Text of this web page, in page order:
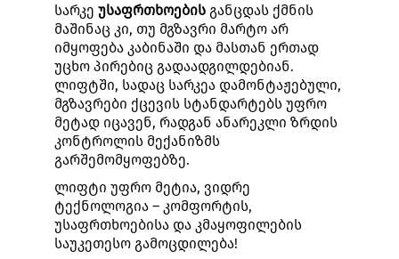
სარკეუსაფრთხოების განცდას ქმნის
მაშინაც კი, თუ მგზავრი მარტო არ
იმყოფება კაბინაში და მასთან ერთად
უცხო პირებიც გადაადგილდებიან.
ლიფტში, სადაც სარკეა დამონტაჟებული,
მგზავრები ქცევის სტანდარტებს უფრო
მეტად იცავენ, რადგან ანარეკლი ზრდის
კონტროლის მექანიზმს
გარშემომყოფებზე.
ლიფტი უფრო მეტია, ვიდრე
ტექნოლოგია – კომფორტის,
უსაფრთხოებისა და კმაყოფილების
საუკეთესო გამოცდილება!